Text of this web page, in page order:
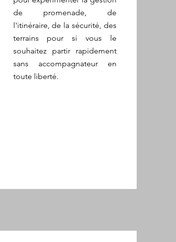
de promenade, de
l'itinéraire, de la sécurité, des
terrains pour si vous le
souhaitez partir rapidement
sans accompagnateur en
toute liberté.